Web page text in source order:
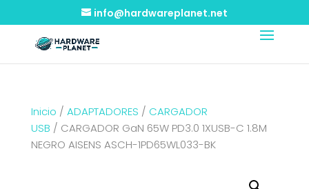
info@hardwareplanet.net
Inicio / ADAPTADORES / CARGADOR
USB / CARGADOR GaN 65W PD3.0 1XUSB-C 1.8M
NEGRO AISENS ASCH-1PD65WL033-BK